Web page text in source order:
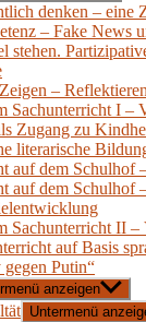
denken – eine
– Fake News
stehen.
–
Sachunterricht I –
Zugang zu
literarische
auf dem Schulhof
auf dem Schulhof
Sachunterricht II –
auf Basis
Putin“
anzeigen
Untermenü